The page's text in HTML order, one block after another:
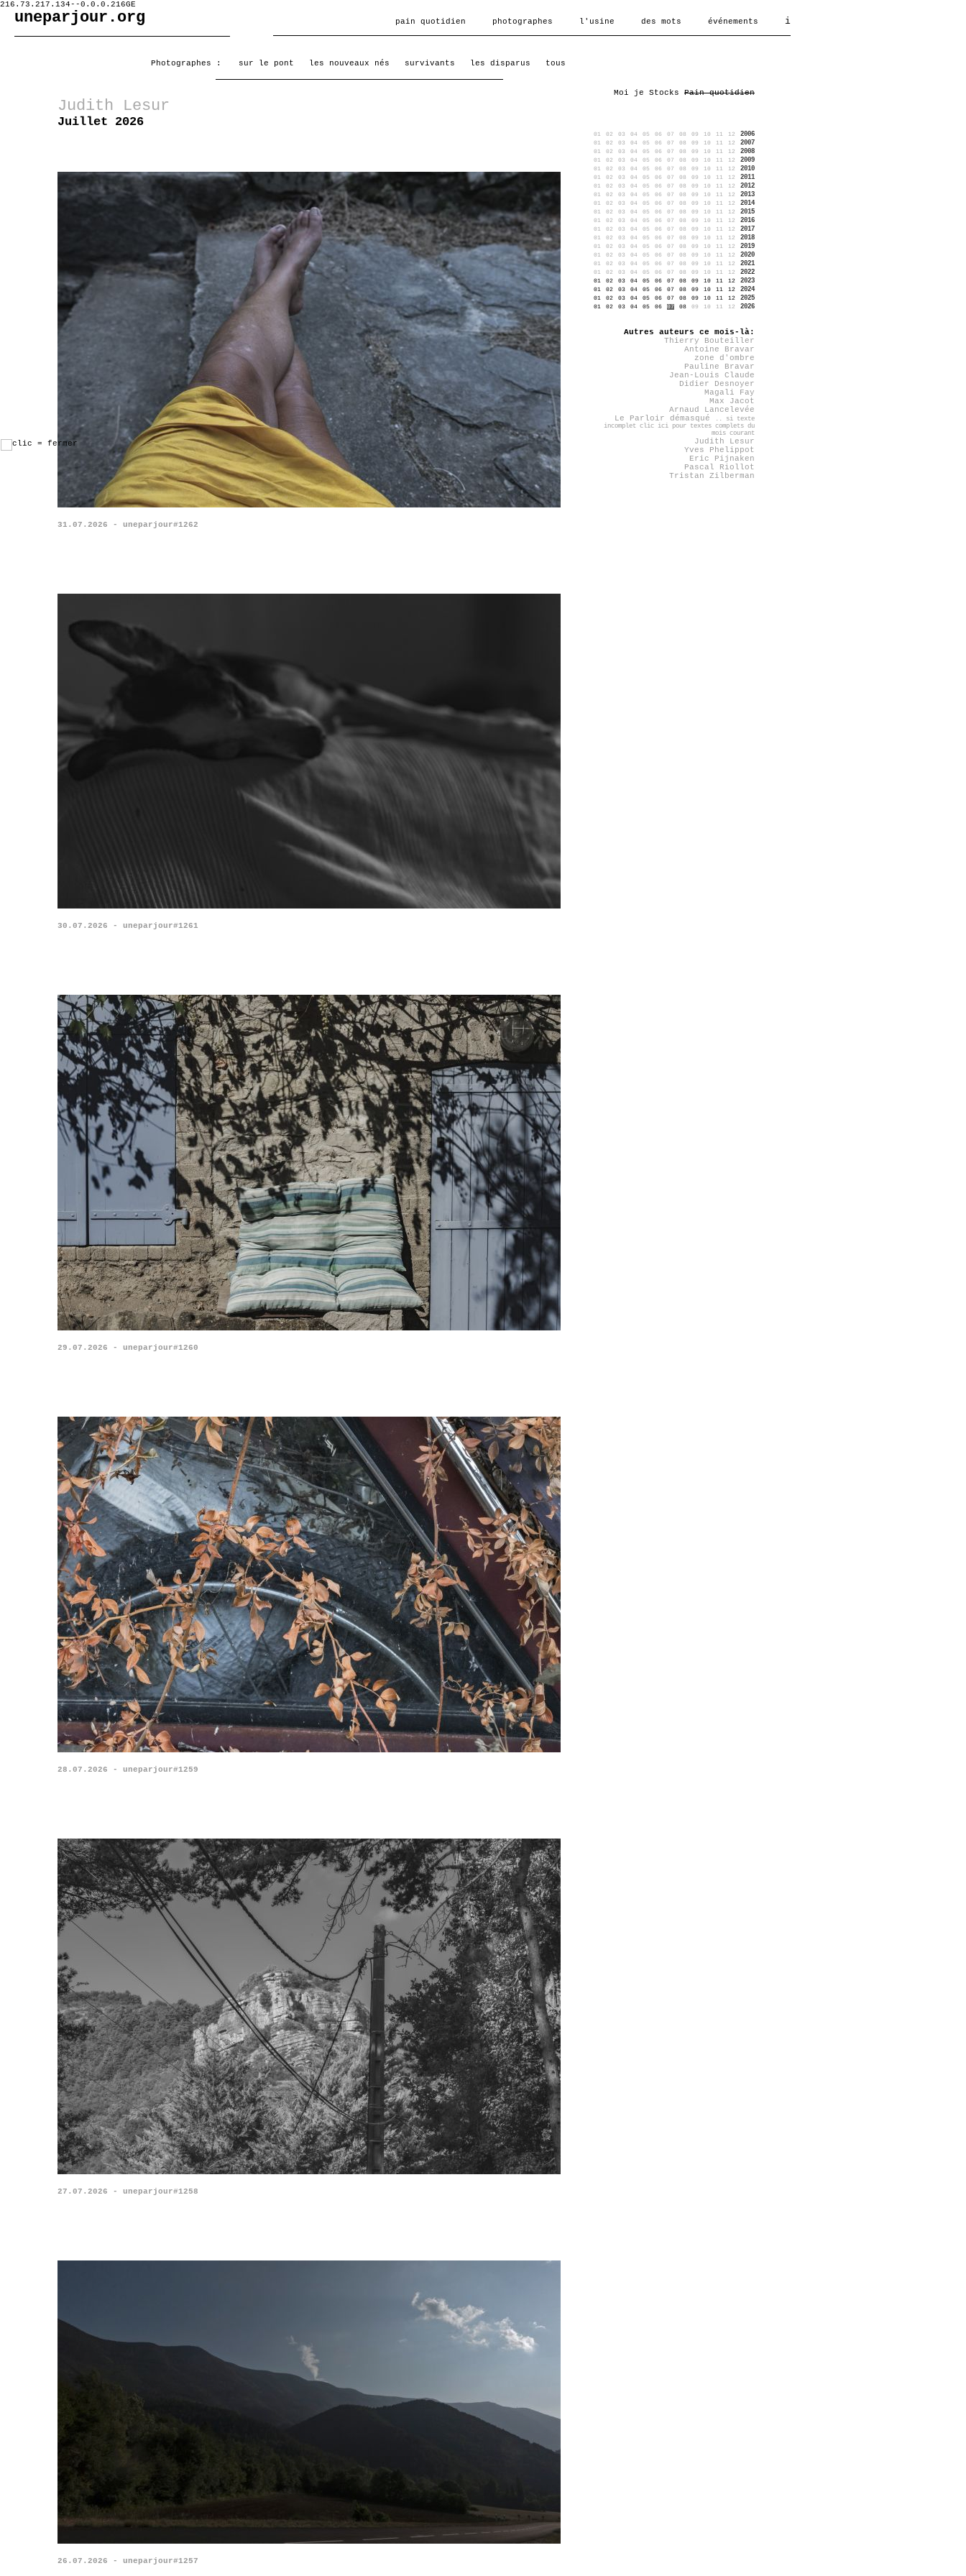
216.73.217.134--0.0.0.216GE
uneparjour.org pain quotidien photographes l'usine des mots événements i
Photographes : sur le pont les nouveaux nés survivants les disparus tous
Moi je Stocks Pain quotidien
Judith Lesur
01 02 03 04 05 06 07 08 09 10 11 12 2006
01 02 03 04 05 06 07 08 09 10 11 12 2007
01 02 03 04 05 06 07 08 09 10 11 12 2008
01 02 03 04 05 06 07 08 09 10 11 12 2009
01 02 03 04 05 06 07 08 09 10 11 12 2010
01 02 03 04 05 06 07 08 09 10 11 12 2011
01 02 03 04 05 06 07 08 09 10 11 12 2012
01 02 03 04 05 06 07 08 09 10 11 12 2013
01 02 03 04 05 06 07 08 09 10 11 12 2014
01 02 03 04 05 06 07 08 09 10 11 12 2015
01 02 03 04 05 06 07 08 09 10 11 12 2016
01 02 03 04 05 06 07 08 09 10 11 12 2017
01 02 03 04 05 06 07 08 09 10 11 12 2018
01 02 03 04 05 06 07 08 09 10 11 12 2019
01 02 03 04 05 06 07 08 09 10 11 12 2020
01 02 03 04 05 06 07 08 09 10 11 12 2021
01 02 03 04 05 06 07 08 09 10 11 12 2022
01 02 03 04 05 06 07 08 09 10 11 12 2023
01 02 03 04 05 06 07 08 09 10 11 12 2024
01 02 03 04 05 06 07 08 09 10 11 12 2025
01 02 03 04 05 06 07 08 09 10 11 12 2026
Autres auteurs ce mois-là:
Thierry Bouteiller
Antoine Bravar
zone d'ombre
Pauline Bravar
Jean-Louis Claude
Didier Desnoyer
Magali Fay
Max Jacot
Arnaud Lancelevée
Le Parloir démasqué
.. si texte
incomplet clic ici pour textes complets du
mois courant
Judith Lesur
Yves Phelippot
Eric Pijnaken
Pascal Riollot
Tristan Zilberman
Juillet 2026
31.07.2026 - uneparjour#1262
30.07.2026 - uneparjour#1261
29.07.2026 - uneparjour#1260
28.07.2026 - uneparjour#1259
27.07.2026 - uneparjour#1258
26.07.2026 - uneparjour#1257